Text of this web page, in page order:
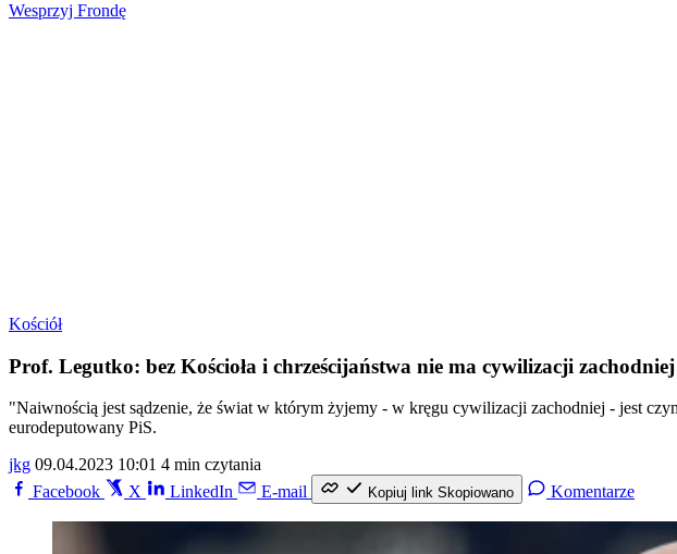
Wesprzyj Frondę
Kościół
Prof. Legutko: bez Kościoła i chrześcijaństwa nie ma cywilizacji zachodniej
"Naiwnością jest sądzenie, że świat w którym żyjemy - w kręgu cywilizacji zachodniej - jest
eurodeputowany PiS.
jkg 09.04.2023 10:01 4 min czytania
Facebook
X LinkedIn E-mail Kopiuj link Skopiowano Komentarze